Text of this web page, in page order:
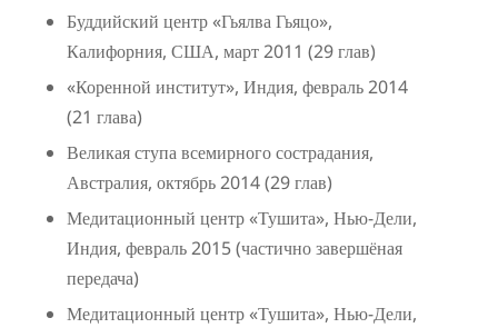
Буддийский центр «Гьялва Гьяцо»,
Калифорния, США, март 2011 (29 глав)
«Коренной институт», Индия, февраль 2014
(21 глава)
Великая ступа всемирного сострадания,
Австралия, октябрь 2014 (29 глав)
Медитационный центр «Тушита», Нью-Дели,
Индия, февраль 2015 (частично завершёная
передача)
Медитационный центр «Тушита», Нью-Дели,